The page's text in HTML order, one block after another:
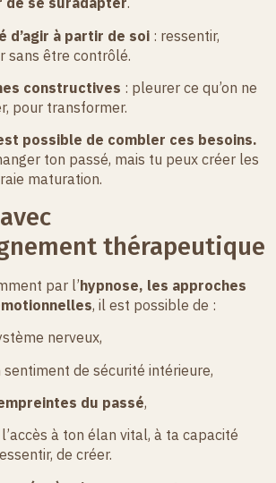
d’agir à partir de soi: ressentir,
sans être contrôlé.
constructives : pleurer ce qu’on ne
pour transformer.
possible de combler ces besoins.
ton passé, mais tu peux créer les
maturation.
thérapeutique
par l’hypnose, les approches
, il est possible de :
nerveux,
de sécurité intérieure,
du passé,
à ton élan vital, à ta capacité
de créer.